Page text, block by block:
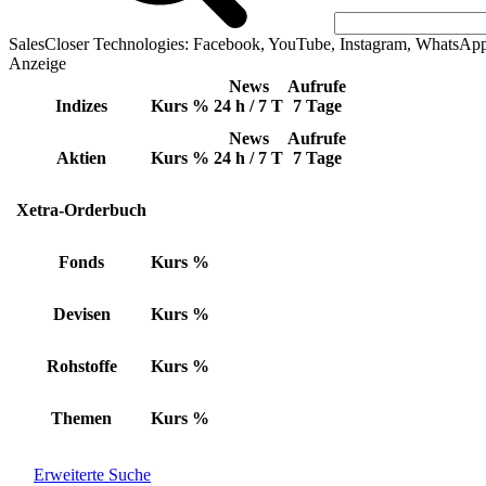
SalesCloser Technologies: Facebook, YouTube, Instagram,
Anzeige
Indizes Kurs %
News
24 h / 7 T
Aufrufe
7 Tage
Aktien Kurs %
News
24 h / 7 T
Aufrufe
7 Tage
Xetra-Orderbuch
Fonds Kurs %
Devisen Kurs %
Rohstoffe Kurs %
Themen Kurs %
Erweiterte Suche